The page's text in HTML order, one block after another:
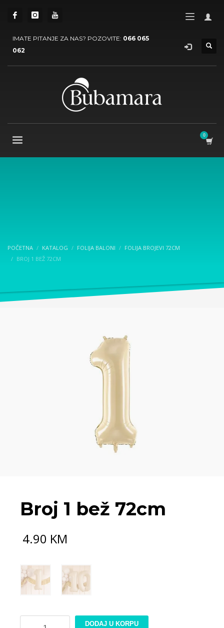
IMATE PITANJE ZA NAS? POZOVITE: 066 065
062
POČETNA KATALOG FOLIJA BALONI
FOLIJA BROJEVI 72CM
BROJ 1 BEŽ 72CM
Broj 1 bež 72cm
4.90 KM
DODAJ U KORPU